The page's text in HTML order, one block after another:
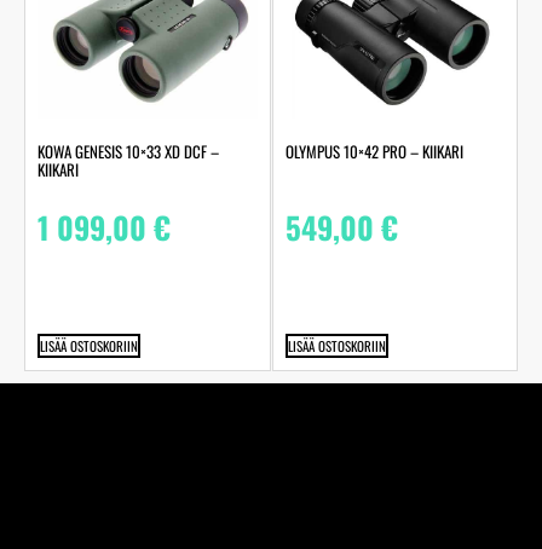
KOWA GENESIS 10×33 XD DCF –
KIIKARI
1 099,00€
LISÄÄ OSTOSKORIIN
OLYMPUS 10×42 PRO – KIIKARI
549,00€
LISÄÄ OSTOSKORIIN